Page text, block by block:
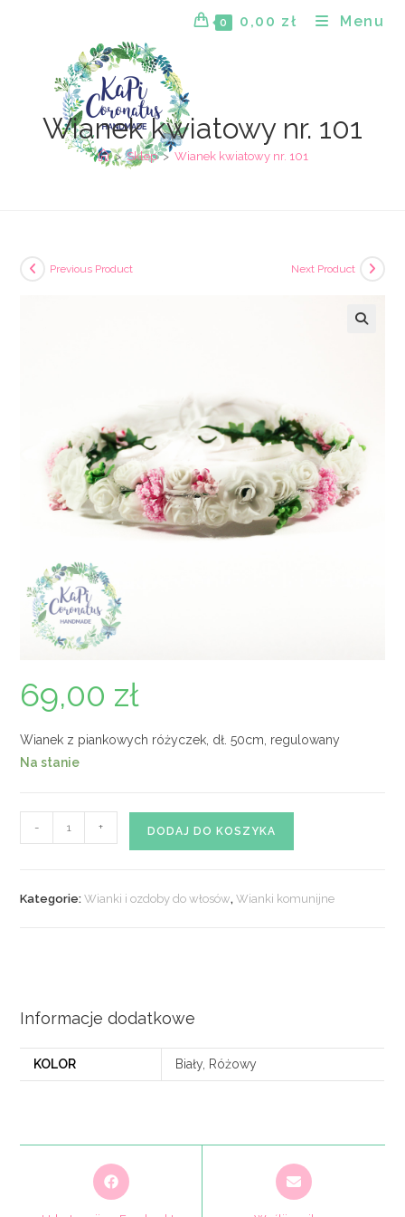
0 0,00 zł Menu
Wianek kwiatowy nr. 101
> Sklep > Wianek kwiatowy nr. 101
Previous Product Next Product
69,00 zł
Wianek z piankowych różyczek, dł. 50cm, regulowany
Na stanie
Wianek
- + DODAJ DO KOSZYKA
Kategorie:Wianki i ozdoby do włosów,Wianki komunijne
Informacje dodatkowe
KOLOR Biały, Różowy
Opens
in
Opens
in